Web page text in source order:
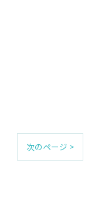
次のページ >